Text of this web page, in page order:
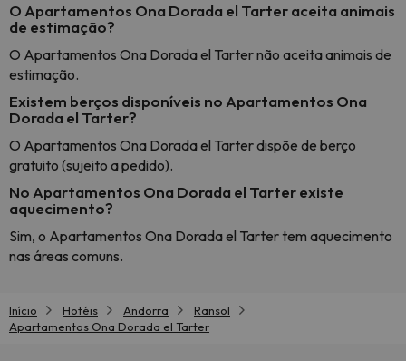
O Apartamentos Ona Dorada el Tarter aceita animais
de estimação?
O Apartamentos Ona Dorada el Tarter não aceita animais de
estimação.
Existem berços disponíveis no Apartamentos Ona
Dorada el Tarter?
O Apartamentos Ona Dorada el Tarter dispõe de berço
gratuito (sujeito a pedido).
No Apartamentos Ona Dorada el Tarter existe
aquecimento?
Sim, o Apartamentos Ona Dorada el Tarter tem aquecimento
nas áreas comuns.
Início Hotéis Andorra
Ransol
Apartamentos Ona Dorada el Tarter